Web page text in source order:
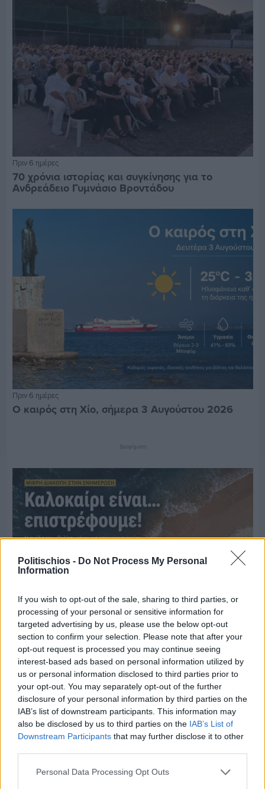
Politischios - Do Not Process My Personal
Information
If you wish to opt-out of the sale, sharing to third parties, or
processing of your personal or sensitive information for
targeted advertising by us, please use the below opt-out
section to confirm your selection. Please note that after your
opt-out request is processed you may continue seeing
interest-based ads based on personal information utilized by
us or personal information disclosed to third parties prior to
your opt-out. You may separately opt-out of the further
disclosure of your personal information by third parties on the
IAB’s list of downstream participants. This information may
also be disclosed by us to third parties on the IAB’s List of
Downstream Participants that may further disclose it to other
Personal Data Processing Opt Outs
Πριν 6 ημέρες
70 χρόνια ιστορίας και συγκίνησης για το
Ανδρεάδειο Γυμνάσιο Βροντάδου
Πριν 6 ημέρες
Ο καιρός στη Χίο, σήμερα 3 Αυγούστου 2026
Διαφήμιση
Πριν 8 ημέρες
Μία μικρή αλλά αναγκαία ανάπαυλα για την
ομάδα του «Πολίτη»